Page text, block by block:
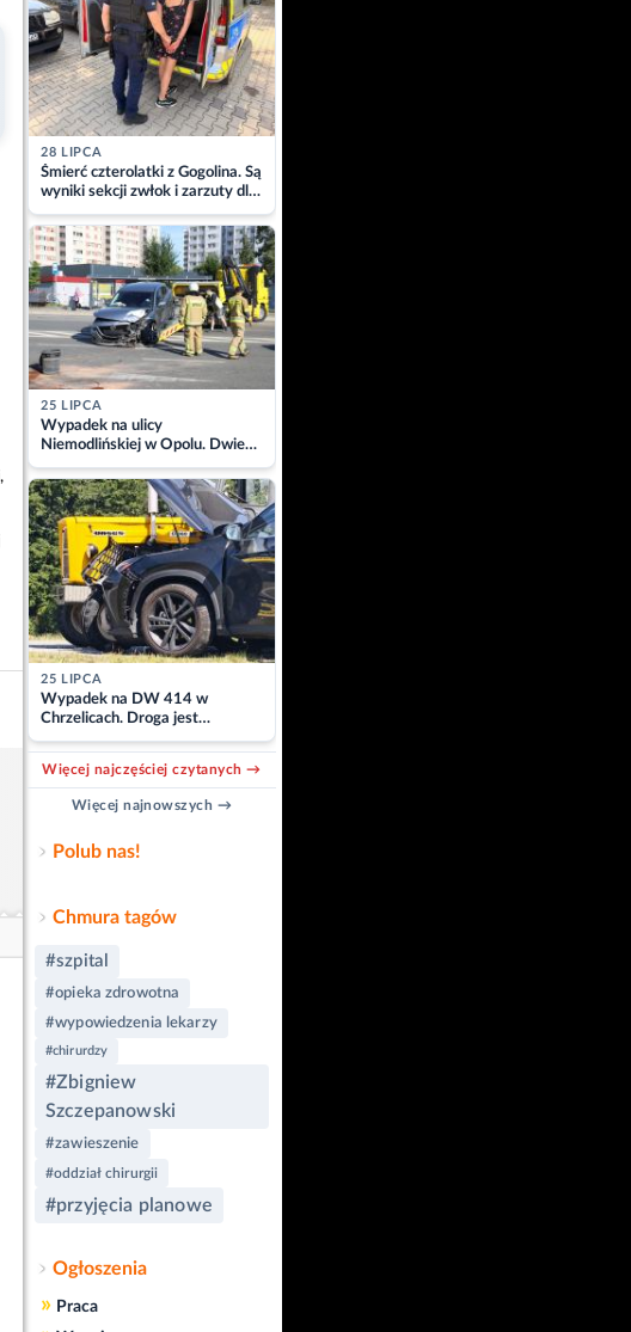
28 LIPCA
Śmierć czterolatki z Gogolina. Są
wyniki sekcji zwłok i zarzuty dla
matki
25 LIPCA
Wypadek na ulicy
Niemodlińskiej w Opolu. Dwie
osoby w szpitalu
25 LIPCA
Wypadek na DW 414 w
Chrzelicach. Droga jest
zablokowana
Więcej najczęściej czytanych →
Więcej najnowszych →
Polub nas!
Chmura tagów
#szpital
#opieka zdrowotna
#wypowiedzenia lekarzy
#chirurdzy
#Zbigniew
Szczepanowski
#zawieszenie
#oddział chirurgii
#przyjęcia planowe
Ogłoszenia
» Praca